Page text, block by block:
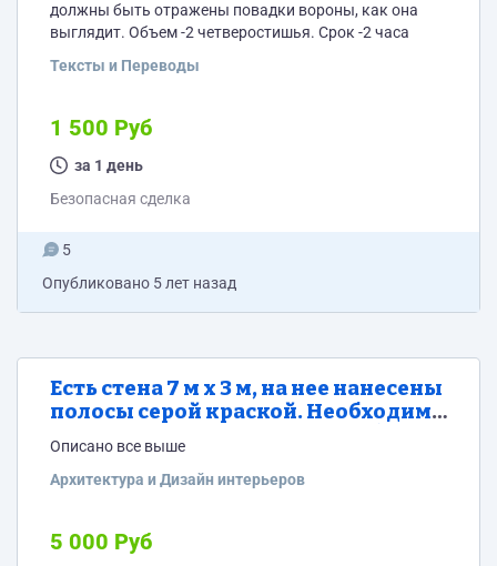
должны быть отражены повадки вороны, как она
выглядит. Объем -2 четверостишья. Срок -2 часа
Тексты и Переводы
1 500 Руб
за 1 день
Безопасная сделка
5
Опубликовано 5 лет назад
Есть стена 7 м х 3 м, на нее нанесены
полосы серой краской. Необходимо
в диапозоне оттенков серого (как
на фото) предложить интересную и
простую комбинацию. Пока
Предложить 3 варианта
Описано все выше
Архитектура и Дизайн интерьеров
5 000 Руб